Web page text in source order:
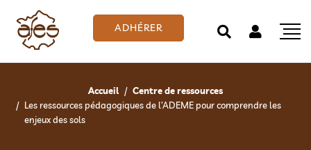
ADHÉRER
Accueil
Centre de ressources
Les ressources pédagogiques de l’ADEME pour comprendre les
enjeux des sols